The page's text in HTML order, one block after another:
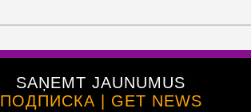
SAŅEMT JAUNUMUS
ПОДПИСКА | GET NEWS